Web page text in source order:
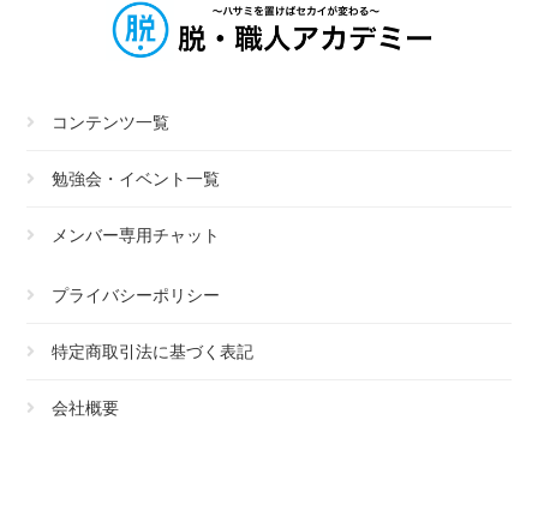
コンテンツ一覧
勉強会・イベント一覧
メンバー専用チャット
プライバシーポリシー
特定商取引法に基づく表記
会社概要